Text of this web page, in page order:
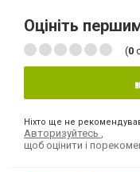
Оцініть
(0
Ніхто ще не
Авторизуйтесь
щоб оцінити і